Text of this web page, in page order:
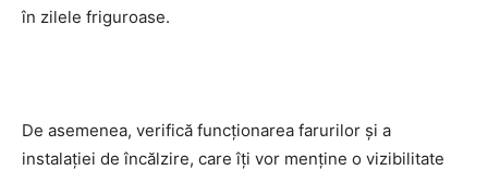
în zilele friguroase.
De asemenea, verifică funcționarea farurilor și a
instalației de încălzire, care îți vor menține o vizibilitate